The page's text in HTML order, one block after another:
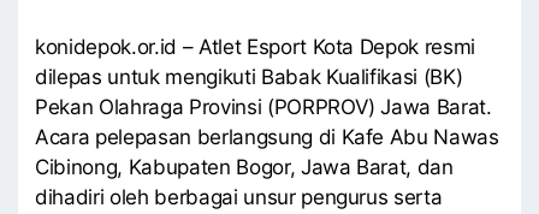
konidepok.or.id – Atlet Esport Kota Depok resmi
dilepas untuk mengikuti Babak Kualifikasi (BK)
Pekan Olahraga Provinsi (PORPROV) Jawa Barat.
Acara pelepasan berlangsung di Kafe Abu Nawas
Cibinong, Kabupaten Bogor, Jawa Barat, dan
dihadiri oleh berbagai unsur pengurus serta